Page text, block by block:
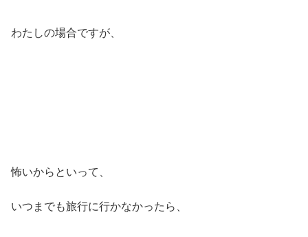
わたしの場合ですが、
怖いからといって、
いつまでも旅行に行かなかったら、